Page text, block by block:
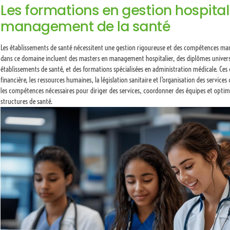
Les formations en gestion
management de la santé
Les établissements de santé nécessitent une gestion rigoureuse et des compétences
dans ce domaine incluent des masters en management hospitalier, des diplômes
établissements de santé, et des formations spécialisées en administration médicale.
financière, les ressources humaines, la législation sanitaire et l’organisation des
les compétences nécessaires pour diriger des services, coordonner des équipes et
structures de santé.